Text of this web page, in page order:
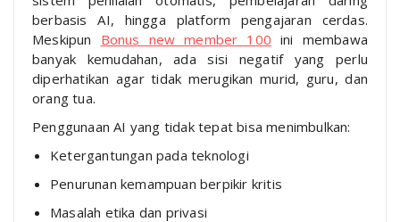
berbasis AI, hingga platform pengajaran cerdas.
Meskipun Bonus new member 100 ini membawa
banyak kemudahan, ada sisi negatif yang perlu
diperhatikan agar tidak merugikan murid, guru, dan
orang tua.
Penggunaan AI yang tidak tepat bisa menimbulkan:
Ketergantungan pada teknologi
Penurunan kemampuan berpikir kritis
Masalah etika dan privasi